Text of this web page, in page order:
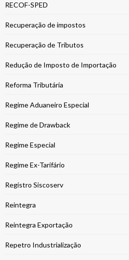
RECOF-SPED
Recuperação de impostos
Recuperação de Tributos
Redução de Imposto de Importação
Reforma Tributária
Regime Aduaneiro Especial
Regime de Drawback
Regime Especial
Regime Ex-Tarifário
Registro Siscoserv
Reintegra
Reintegra Exportação
Repetro Industrialização